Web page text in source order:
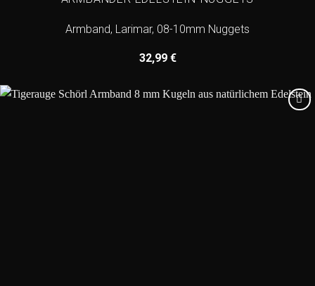
Armband, Larimar, 08-10mm Nuggets
32,99 €